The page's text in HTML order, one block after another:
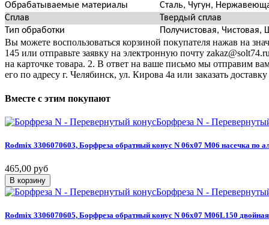
Обрабатываемые материалы
Сталь, Чугун,
Сплав
Твердый сплав
Тип обработки
Получистовая, Чистовая,
Вы можете воспользоваться корзиной покупателя нажав на
145 или отправьте заявку на электронную почту
на карточке товара. 2. В ответ на ваше письмо мы отправим
его по адресу г. Челябинск, ул. Кирова 4а или заказать
Вместе с этим покупают
Борфреза N -
Rodmix 3306070603, Борфреза обратный конус N 06х07 M06 насечка по
465,00 руб
В корзину
Борфреза N -
Rodmix 3306070605, Борфреза обратный конус N 06х07 M06L150 двойная